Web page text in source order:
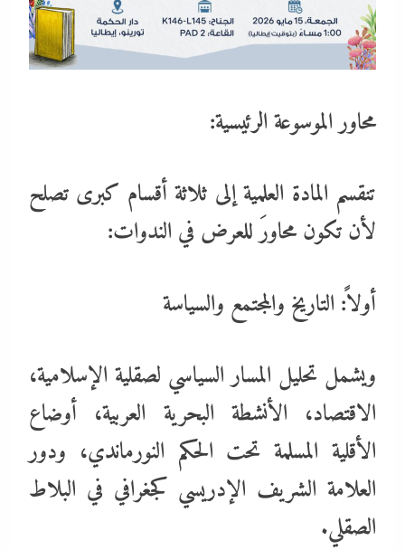
محاور الموسوعة الرئيسية:
تنقسم المادة العلمية إلى ثلاثة أقسام كبرى تصلح
لأن تكون محاورَ للعرض في الندوات:
أولاً: التاريخ والمجتمع والسياسة
ويشمل تحليل المسار السياسي لصقلية الإسلامية،
الاقتصاد، الأنشطة البحرية العربية، أوضاع
الأقلية المسلمة تحت الحكم النورماندي، ودور
العلامة الشريف الإدريسي كجغرافي في البلاط
الصقلي.